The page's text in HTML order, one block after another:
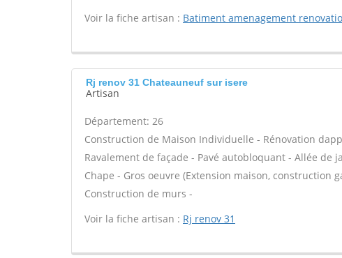
Voir la fiche artisan : Batiment amenagement
Rj renov 31 Chateauneuf sur isere
Artisan
Département: 26
Construction de Maison Individuelle - Rénovation
Ravalement de façade - Pavé autobloquant - Allée
Chape - Gros oeuvre (Extension maison, construction
Construction de murs -
Voir la fiche artisan : Rj renov 31